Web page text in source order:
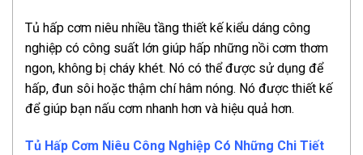
Tủ hấp cơm niêu nhiều tầng thiết kế kiểu dáng công
nghiệp có công suất lớn giúp hấp những nồi cơm thơm
ngon, không bị cháy khét. Nó có thể được sử dụng để
hấp, đun sôi hoặc thậm chí hâm nóng. Nó được thiết kế
để giúp bạn nấu cơm nhanh hơn và hiệu quả hơn.
Tủ Hấp Cơm Niêu Công Nghiệp Có Những Chi Tiết